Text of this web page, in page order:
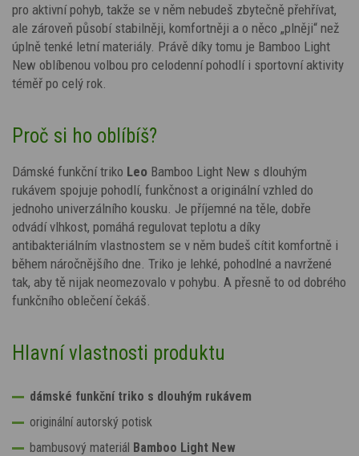
pro aktivní pohyb, takže se v něm nebudeš zbytečně přehřívat,
ale zároveň působí stabilněji, komfortněji a o něco „plněji“ než
úplně tenké letní materiály. Právě díky tomu je Bamboo Light
New oblíbenou volbou pro celodenní pohodlí i sportovní aktivity
téměř po celý rok.
Proč si ho oblíbíš?
Dámské funkční triko Leo Bamboo Light New s dlouhým
rukávem spojuje pohodlí, funkčnost a originální vzhled do
jednoho univerzálního kousku. Je příjemné na těle, dobře
odvádí vlhkost, pomáhá regulovat teplotu a díky
antibakteriálním vlastnostem se v něm budeš cítit komfortně i
během náročnějšího dne. Triko je lehké, pohodlné a navržené
tak, aby tě nijak neomezovalo v pohybu. A přesně to od dobrého
funkčního oblečení čekáš.
Hlavní vlastnosti produktu
dámské funkční triko s dlouhým rukávem
originální autorský potisk
bambusový materiál Bamboo Light New